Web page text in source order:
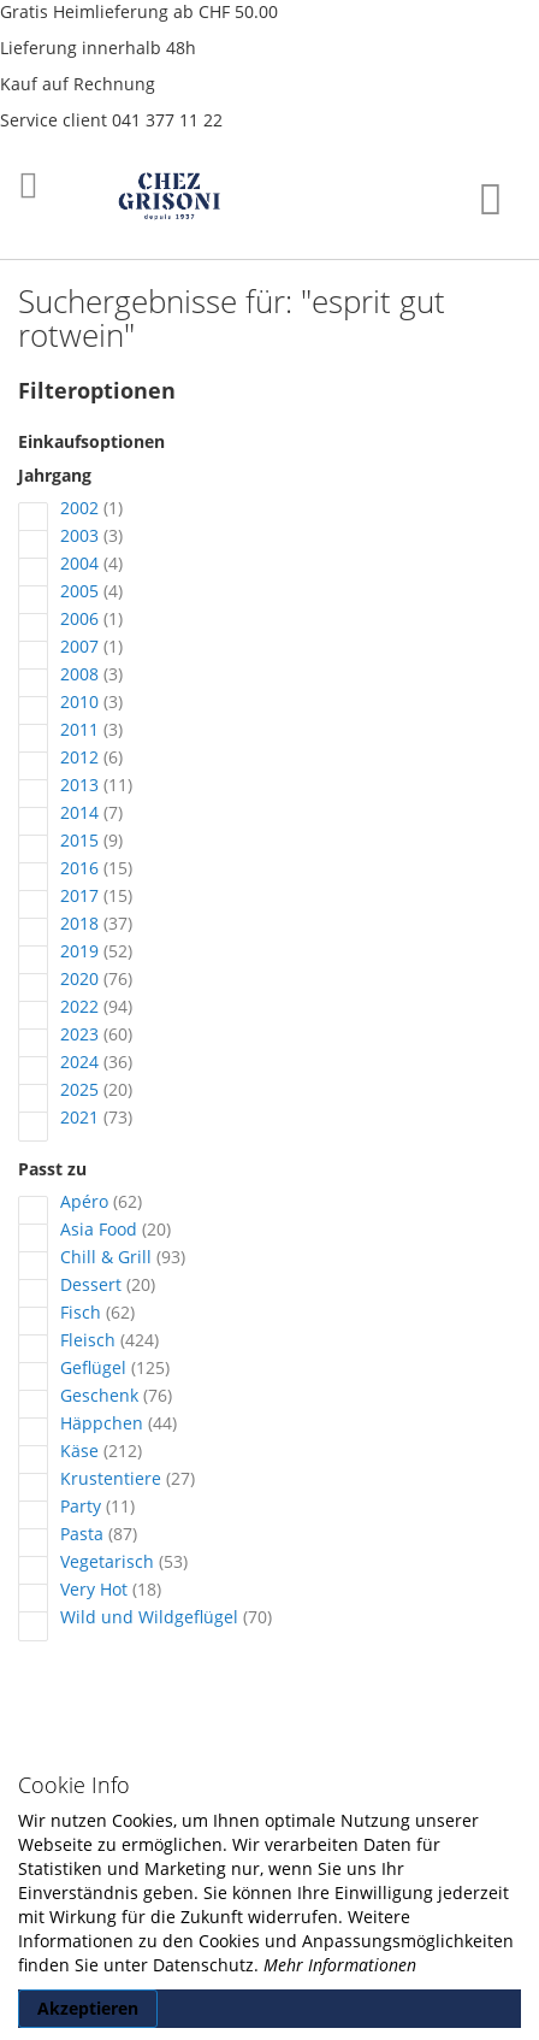
Gratis Heimlieferung ab CHF 50.00
Lieferung innerhalb 48h
Kauf auf Rechnung
Service client 041 377 11 22
Suchergebnisse für: "esprit gut
rotwein"
Cookie Info
Wir nutzen Cookies, um Ihnen optimale Nutzung unserer
Webseite zu ermöglichen. Wir verarbeiten Daten für
Statistiken und Marketing nur, wenn Sie uns Ihr
Einverständnis geben. Sie können Ihre Einwilligung jederzeit
mit Wirkung für die Zukunft widerrufen. Weitere
Informationen zu den Cookies und Anpassungsmöglichkeiten
finden Sie unter Datenschutz. Mehr Informationen
Akzeptieren
Filteroptionen
Einkaufsoptionen
Jahrgang
2002 1Artikel
2003 3Artikel
2004 4Artikel
2005 4Artikel
2006 1Artikel
2007 1Artikel
2008 3Artikel
2010 3Artikel
2011 3Artikel
2012 6Artikel
2013 11Artikel
2014 7Artikel
2015 9Artikel
2016 15Artikel
2017 15Artikel
2018 37Artikel
2019 52Artikel
2020 76Artikel
2022 94Artikel
2023 60Artikel
2024 36Artikel
2025 20Artikel
2021 73Artikel
Passt zu
Apéro 62Artikel
Asia Food 20Artikel
Chill & Grill 93Artikel
Dessert 20Artikel
Fisch 62Artikel
Fleisch 424Artikel
Geflügel 125Artikel
Geschenk 76Artikel
Häppchen 44Artikel
Käse 212Artikel
Krustentiere 27Artikel
Party 11Artikel
Pasta 87Artikel
Vegetarisch 53Artikel
Very Hot 18Artikel
Wild und Wildgeflügel 70Artikel